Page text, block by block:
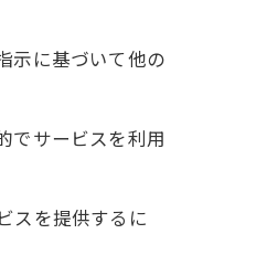
示に基づいて他の
でサービスを利用
スを提供するに